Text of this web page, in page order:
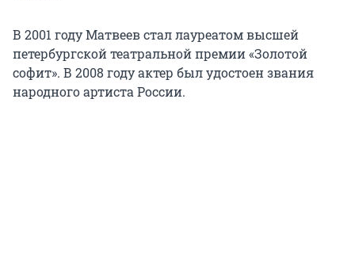
В 2001 году Матвеев стал лауреатом высшей
петербургской театральной премии «Золотой
софит». В 2008 году актер был удостоен звания
народного артиста России.